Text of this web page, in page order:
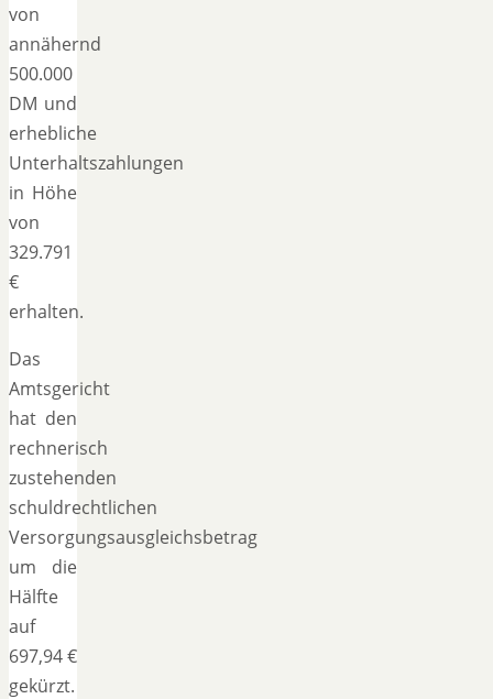
von
annähernd
500.000
DM und
erhebliche
Unterhaltszahlungen
in Höhe
von
329.791
€
erhalten.
Das
Amtsgericht
hat den
rechnerisch
zustehenden
schuldrechtlichen
Versorgungsausgleichsbetrag
um die
Hälfte
auf
697,94 €
gekürzt.